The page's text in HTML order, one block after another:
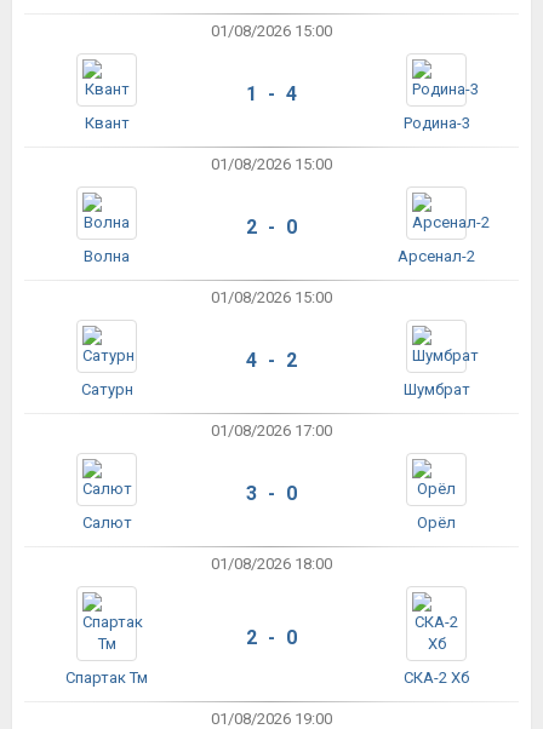
01/08/2026 15:00
Квант
1 - 4
Родина-3
01/08/2026 15:00
Волна
2 - 0
Арсенал-2
01/08/2026 15:00
Сатурн
4 - 2
Шумбрат
01/08/2026 17:00
Салют
3 - 0
Орёл
01/08/2026 18:00
Спартак Тм
2 - 0
СКА-2 Хб
01/08/2026 19:00